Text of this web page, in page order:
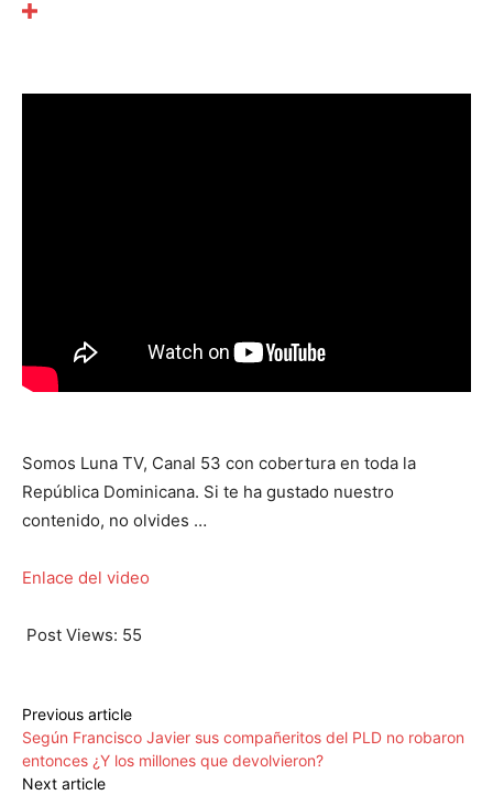
Somos Luna TV, Canal 53 con cobertura en toda la
República Dominicana. Si te ha gustado nuestro
contenido, no olvides …
Enlace del video
Post Views: 55
Previous article
Según Francisco Javier sus compañeritos del PLD no robaron
entonces ¿Y los millones que devolvieron?
Next article